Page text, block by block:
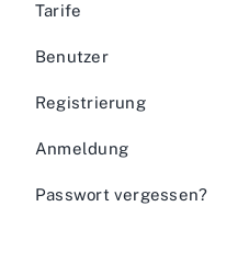
Tarife
Benutzer
Registrierung
Anmeldung
Passwort vergessen?